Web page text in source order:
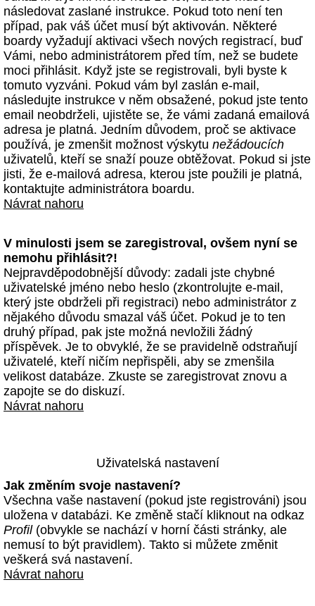
následovat zaslané instrukce. Pokud toto není ten
případ, pak váš účet musí být aktivován. Některé
boardy vyžadují aktivaci všech nových registrací, buď
Vámi, nebo administrátorem před tím, než se budete
moci přihlásit. Když jste se registrovali, byli byste k
tomuto vyzváni. Pokud vám byl zaslán e-mail,
následujte instrukce v něm obsažené, pokud jste tento
email neobdrželi, ujistěte se, že vámi zadaná emailová
adresa je platná. Jedním důvodem, proč se aktivace
používá, je zmenšit možnost výskytu nežádoucích
uživatelů, kteří se snaží pouze obtěžovat. Pokud si jste
jisti, že e-mailová adresa, kterou jste použili je platná,
kontaktujte administrátora boardu.
Návrat nahoru
V minulosti jsem se zaregistroval, ovšem nyní se
nemohu přihlásit?!
Nejpravděpodobnější důvody: zadali jste chybné
uživatelské jméno nebo heslo (zkontrolujte e-mail,
který jste obdrželi při registraci) nebo administrátor z
nějakého důvodu smazal váš účet. Pokud je to ten
druhý případ, pak jste možná nevložili žádný
příspěvek. Je to obvyklé, že se pravidelně odstraňují
uživatelé, kteří ničím nepřispěli, aby se zmenšila
velikost databáze. Zkuste se zaregistrovat znovu a
zapojte se do diskuzí.
Návrat nahoru
Uživatelská nastavení
Jak změním svoje nastavení?
Všechna vaše nastavení (pokud jste registrováni) jsou
uložena v databázi. Ke změně stačí kliknout na odkaz
Profil(obvykle se nachází v horní části stránky, ale
nemusí to být pravidlem). Takto si můžete změnit
veškerá svá nastavení.
Návrat nahoru